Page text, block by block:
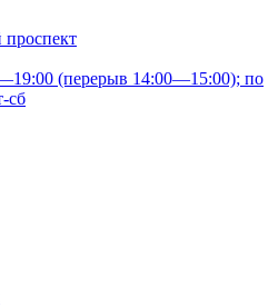
проспект
(перерыв 14:00—15:00); по
сб